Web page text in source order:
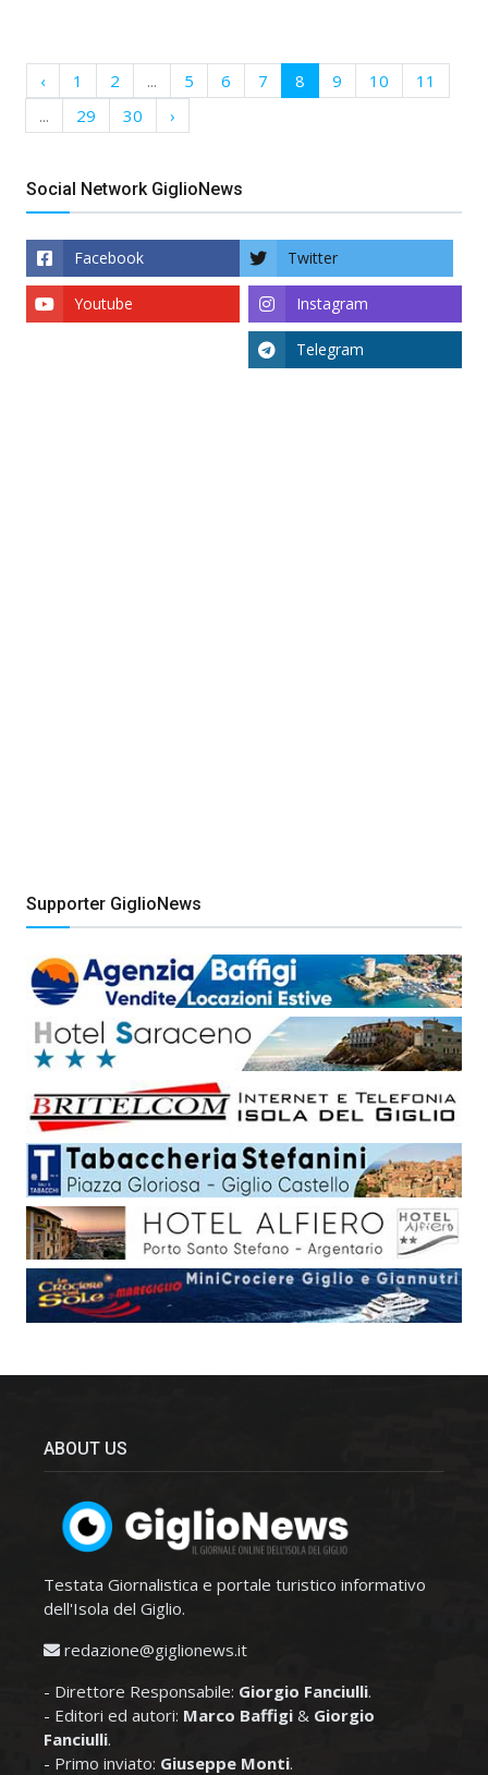
‹ 1 2 ... 5 6 7 8 9 10
11
...
29 30 ›
Social Network GiglioNews
Facebook Twitter
Instagram
Youtube
Telegram
Supporter GiglioNews
ABOUT US
Testata Giornalistica e portale turistico informativo
dell'Isola del Giglio.
redazione@giglionews.it
- Direttore Responsabile: Giorgio Fanciulli.
- Editori ed autori: Marco Baffigi & Giorgio
Fanciulli.
- Primo inviato: Giuseppe Monti.